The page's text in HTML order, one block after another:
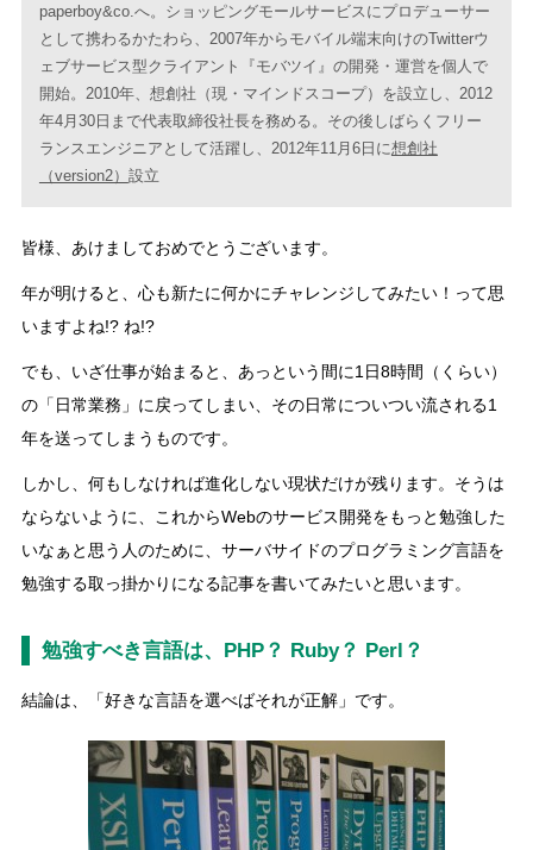
paperboy&co.へ。ショッピングモールサービスにプロデューサー
として携わるかたわら、2007年からモバイル端末向けのTwitterウ
ェブサービス型クライアント『モバツイ』の開発・運営を個人で
開始。2010年、想創社（現・マインドスコープ）を設立し、2012
年4月30日まで代表取締役社長を務める。その後しばらくフリー
ランスエンジニアとして活躍し、2012年11月6日に想創社
（version2） 設立
皆様、あけましておめでとうございます。
年が明けると、心も新たに何かにチャレンジしてみたい！って思
いますよね!? ね!?
でも、いざ仕事が始まると、あっという間に1日8時間（くらい）
の「日常業務」に戻ってしまい、その日常についつい流される1
年を送ってしまうものです。
しかし、何もしなければ進化しない現状だけが残ります。そうは
ならないように、これからWebのサービス開発をもっと勉強した
いなぁと思う人のために、サーバサイドのプログラミング言語を
勉強する取っ掛かりになる記事を書いてみたいと思います。
勉強すべき言語は、PHP？ Ruby？ Perl？
結論は、「好きな言語を選べばそれが正解」です。